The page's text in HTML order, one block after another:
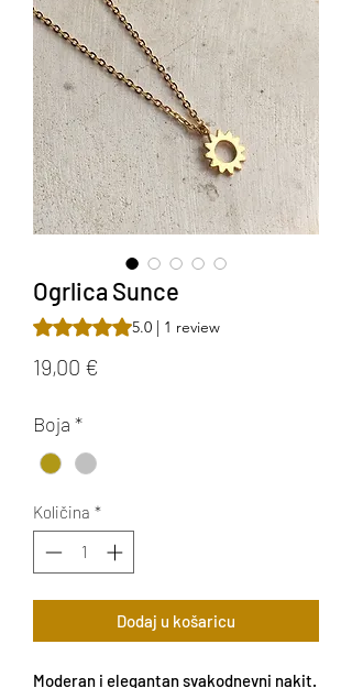
Ogrlica Sunce
Rating is 5.0 out of five stars based on 1
5.0 | 1 review
19,00 €
Boja *
Količina *
Dodaj u košaricu
Moderan i elegantan svakodnevni nakit.